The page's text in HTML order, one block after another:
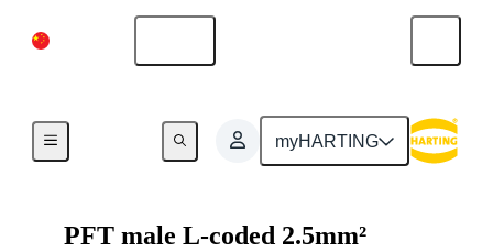
myHARTING
PFT male L-coded 2.5mm²